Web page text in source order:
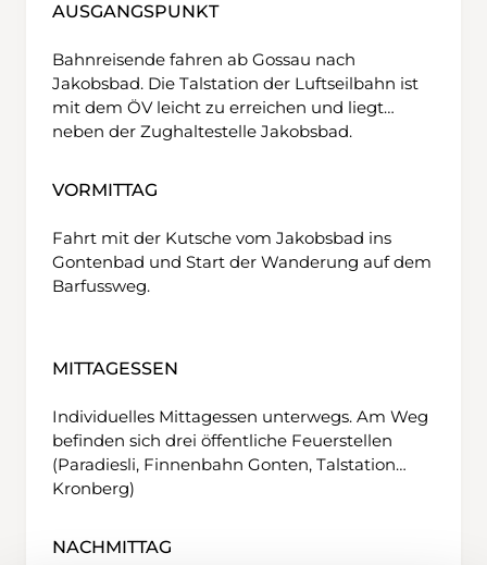
AUSGANGSPUNKT
Bahnreisende fahren ab Gossau nach
Jakobsbad. Die Talstation der Luftseilbahn ist
mit dem ÖV leicht zu erreichen und liegt
neben der Zughaltestelle Jakobsbad.
VORMITTAG
Fahrt mit der Kutsche vom Jakobsbad ins
Gontenbad und Start der Wanderung auf dem
Barfussweg.
MITTAGESSEN
Individuelles Mittagessen unterwegs. Am Weg
befinden sich drei öffentliche Feuerstellen
(Paradiesli, Finnenbahn Gonten, Talstation
Kronberg)
NACHMITTAG